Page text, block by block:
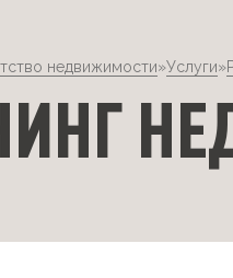
недвижимости»Услуги»